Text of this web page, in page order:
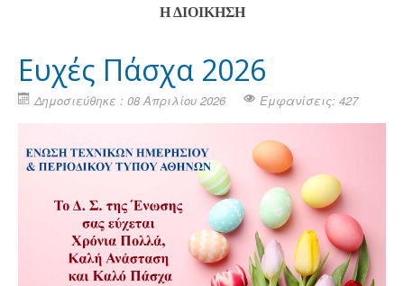
Η ΔΙΟΙΚΗΣΗ
Ευχές Πάσχα 2026
Δημοσιεύθηκε : 08 Απριλίου 2026 Εμφανίσεις: 427